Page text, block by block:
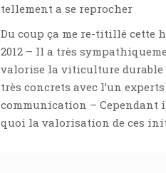
tellement a se reprocher
Du coup ça me re-titillé cette
2012 – Il a très
valorise la viticulture durable
très concrets avec l’un
communication – Cependant
quoi la valorisation de ces